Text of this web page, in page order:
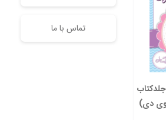
تماس با ما
تقویت هوش نوزاد (2 جلدکتاب